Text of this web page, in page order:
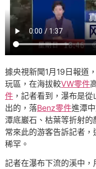
據央視新聞1月19日報道
玩區，在海拔較VW零件
件 ，記者看到，瀑布是
出的，落Benz零件進潭
潭底巖石、枯葉等折射
常來此的游客告訴記者，
稀罕。
記者在瀑布下流的溪中